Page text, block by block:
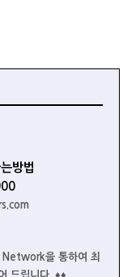
방법
Network을 통하여 최